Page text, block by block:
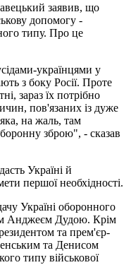
заявив, що
допомогу -
типу. Про це
українцями у
з боку Росії. Проте
зараз їх потрібно
пов'язаних із дуже
на жаль, там
зброю", - сказав
Україні й
першої необхідності.
Україні оборонного
Анджеєм Дудою. Крім
та прем'єр-
та Денисом
типу військової